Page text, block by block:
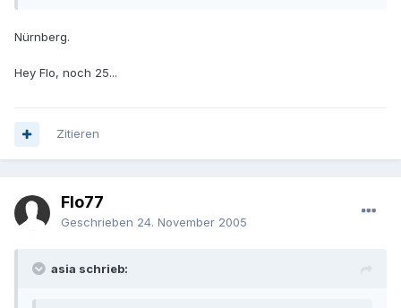
Nürnberg.
Hey Flo, noch 25...
Zitieren
Flo77
Geschrieben 24. November 2005
asia schrieb: